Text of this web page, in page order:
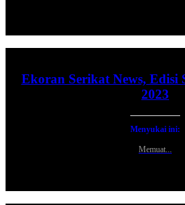
Ekoran Serikat News, Edisi
2023
Menyukai ini:
Memuat...